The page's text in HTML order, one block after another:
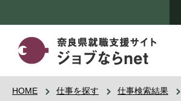
HOME 仕事を探す 仕事検索結果